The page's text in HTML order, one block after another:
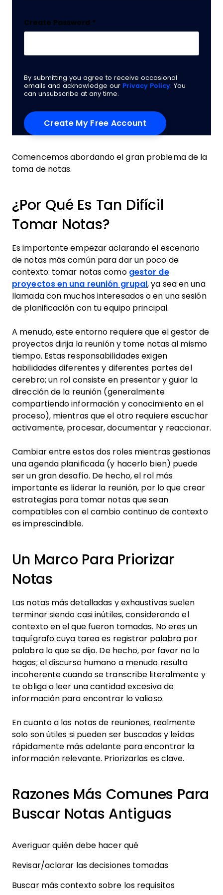
Create Password *
By submitting you agree to receive occasional
emails and acknowledge our Privacy Policy. You
can unsubscribe at any time.
Comencemos abordando el gran problema de la
toma de notas.
¿Por Qué Es Tan Difícil
Tomar Notas?
Es importante empezar aclarando el escenario
de notas más común para dar un poco de
contexto: tomar notas como gestor de
proyectos en una reunión grupal, ya sea en una
llamada con muchos interesados o en una sesión
de planificación con tu equipo principal.
A menudo, este entorno requiere que el gestor de
proyectos dirija la reunión y tome notas al mismo
tiempo. Estas responsabilidades exigen
habilidades diferentes y diferentes partes del
cerebro; un rol consiste en presentar y guiar la
dirección de la reunión (generalmente
compartiendo información y conocimiento en el
proceso), mientras que el otro requiere escuchar
activamente, procesar, documentar y reaccionar.
Cambiar entre estos dos roles mientras gestionas
una agenda planificada (y hacerlo bien) puede
ser un gran desafío. De hecho, el rol más
importante es liderar la reunión, por lo que crear
estrategias para tomar notas que sean
compatibles con el cambio continuo de contexto
es imprescindible.
Un Marco Para Priorizar
Notas
Las notas más detalladas y exhaustivas suelen
terminar siendo casi inútiles, considerando el
contexto en el que fueron tomadas. No eres un
taquígrafo cuya tarea es registrar palabra por
palabra lo que se dijo. De hecho, por favor no lo
hagas; el discurso humano a menudo resulta
incoherente cuando se transcribe literalmente y
te obliga a leer una cantidad excesiva de
información para encontrar lo valioso.
En cuanto a las notas de reuniones, realmente
solo son útiles si pueden ser buscadas y leídas
rápidamente más adelante para encontrar la
información relevante. Priorizarlas es clave.
Razones Más Comunes Para
Buscar Notas Antiguas
Averiguar quién debe hacer qué
Revisar/aclarar las decisiones tomadas
Buscar más contexto sobre los requisitos